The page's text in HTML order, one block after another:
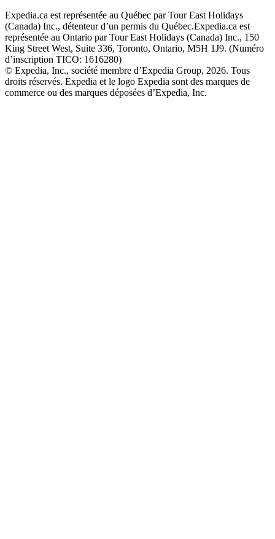
Expedia.ca est représentée au Québec par Tour East Holidays
(Canada) Inc., détenteur d’un permis du Québec.Expedia.ca est
représentée au Ontario par Tour East Holidays (Canada) Inc., 150
King Street West, Suite 336, Toronto, Ontario, M5H 1J9. (Numéro
d’inscription TICO: 1616280)
© Expedia, Inc., société membre d’Expedia Group, 2026. Tous
droits réservés. Expedia et le logo Expedia sont des marques de
commerce ou des marques déposées d’Expedia, Inc.